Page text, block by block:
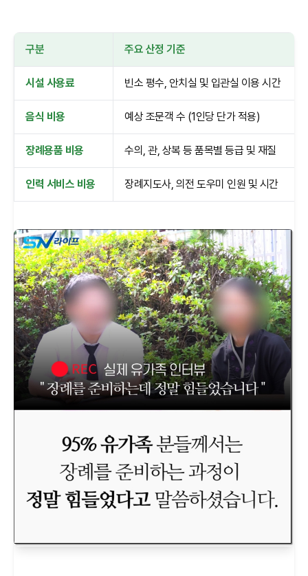
구분 주요 산정 기준
시설 사용료 빈소 평수, 안치실 및 입관실 이용 시간
음식 비용 예상 조문객 수 (1인당 단가 적용)
장례용품 비용 수의, 관, 상복 등 품목별 등급 및 재질
인력 서비스 비용 장례지도사, 의전 도우미 인원 및 시간